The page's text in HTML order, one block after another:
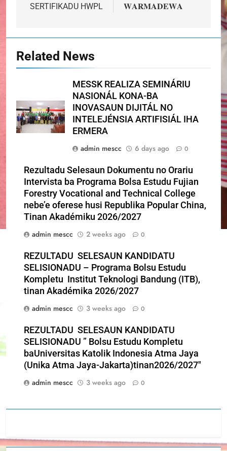
SERTIFIKADU HWPL
𝐖𝐀𝐑𝐌𝐀𝐃𝐄𝐖𝐀
Related News
MESSK REALIZA SEMINÁRIU
NASIONÁL KONA-BA
INOVASAUN DIJITÁL NO
INTELEJÉNSIA ARTIFISIÁL IHA
ERMERA
admin mescc
6 days ago 0
Rezultadu Selesaun Dokumentu no Orariu
Intervista ba Programa Bolsa Estudu Fujian
Forestry Vocational and Technical College
nebe’e oferese husi Republika Popular China,
Tinan Akadémiku 2026/2027
admin mescc
2 weeks ago 0
REZULTADU SELESAUN KANDIDATU
SELISIONADU – Programa Bolsu Estudu
Kompletu Institut Teknologi Bandung (ITB),
tinan Akadémika 2026/2027
admin mescc
3 weeks ago 0
REZULTADU SELESAUN KANDIDATU
SELISIONADU ” Bolsu Estudu Kompletu
baUniversitas Katolik Indonesia Atma Jaya
(Unika Atma Jaya-Jakarta)tinan2026/2027″
admin mescc
3 weeks ago 0